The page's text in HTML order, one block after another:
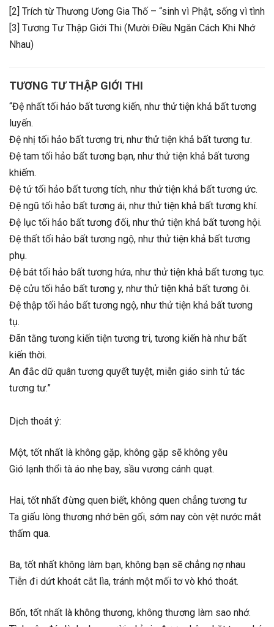
[2] Trích từ Thương Ương Gia Thố – “sinh vì Phật, sống vì tình
[3] Tương Tư Thập Giới Thi (Mười Điều Ngăn Cách Khi Nhớ
Nhau)
TƯƠNG TƯ THẬP GIỚI THI
“Đệ nhất tối hảo bất tương kiến, như thử tiện khả bất tương
luyến.
Đệ nhị tối hảo bất tương tri, như thử tiện khả bất tương tư.
Đệ tam tối hảo bất tương bạn, như thử tiện khả bất tương
khiếm.
Đệ tứ tối hảo bất tương tích, như thử tiện khả bất tương ức.
Đệ ngũ tối hảo bất tương ái, như thử tiện khả bất tương khí.
Đệ lục tối hảo bất tương đối, như thử tiện khả bất tương hội.
Đệ thất tối hảo bất tương ngộ, như thử tiện khả bất tương
phụ.
Đệ bát tối hảo bất tương hứa, như thử tiện khả bất tương tục.
Đệ cửu tối hảo bất tương y, như thử tiện khả bất tương ôi.
Đệ thập tối hảo bất tương ngộ, như thử tiện khả bất tương
tụ.
Đãn tằng tương kiến tiện tương tri, tương kiến hà như bất
kiến thời.
An đắc dữ quân tương quyết tuyệt, miễn giáo sinh tử tác
tương tư.”
Dịch thoát ý:
Một, tốt nhất là không gặp, không gặp sẽ không yêu
Gió lạnh thổi tà áo nhẹ bay, sầu vương cánh quạt.
Hai, tốt nhất đừng quen biết, không quen chẳng tương tư
Ta giấu lòng thương nhớ bên gối, sớm nay còn vệt nước mắt
thấm qua.
Ba, tốt nhất không làm bạn, không bạn sẽ chẳng nợ nhau
Tiễn đi dứt khoát cắt lìa, tránh một mối tơ vò khó thoát.
Bốn, tốt nhất là không thương, không thương làm sao nhớ.